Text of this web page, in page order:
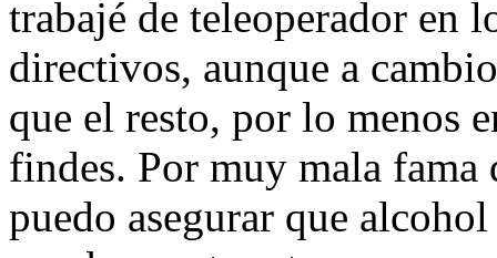
trabajé de teleoperador en
directivos, aunque a
que el resto, por lo menos
findes. Por muy mala
puedo asegurar que